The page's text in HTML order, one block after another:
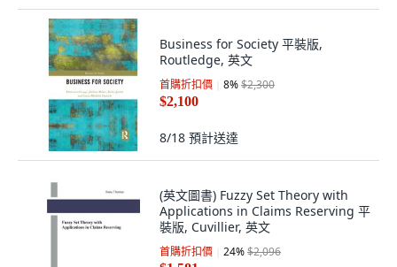
Business for Society 平裝版,
Routledge, 英文
首購折扣價 8%$2,300
$2,100
8/18 預計送達
(英文圖書) Fuzzy Set Theory with
Applications in Claims Reserving 平
裝版, Cuvillier, 英文
首購折扣價 24%$2,096